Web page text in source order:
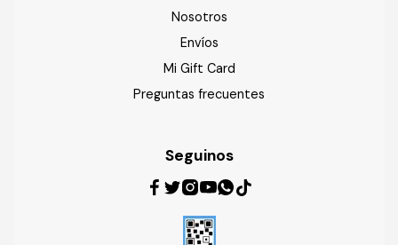
Nosotros
Envíos
Mi Gift Card
Preguntas frecuentes
Seguinos